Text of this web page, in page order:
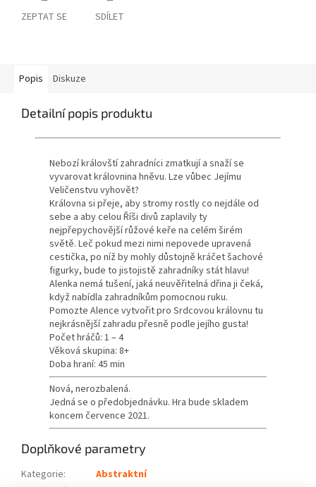
ZEPTAT SE SDÍLET
Popis Diskuze
Detailní popis produktu
Nebozí královští zahradníci zmatkují a snaží se
vyvarovat královnina hněvu. Lze vůbec Jejímu
Veličenstvu vyhovět?
Královna si přeje, aby stromy rostly co nejdále od
sebe a aby celou Říši divů zaplavily ty
nejpřepychovější růžové keře na celém širém
světě. Leč pokud mezi nimi nepovede upravená
cestička, po níž by mohly důstojně kráčet šachové
figurky, bude to jistojistě zahradníky stát hlavu!
Alenka nemá tušení, jaká neuvěřitelná dřina ji čeká,
když nabídla zahradníkům pomocnou ruku.
Pomozte Alence vytvořit pro Srdcovou královnu tu
nejkrásnější zahradu přesně podle jejího gusta!
Počet hráčů: 1 – 4
Věková skupina: 8+
Doba hraní: 45 min
Nová, nerozbalená.
Jedná se o předobjednávku. Hra bude skladem
koncem července 2021.
Doplňkové parametry
Kategorie:
Abstraktní